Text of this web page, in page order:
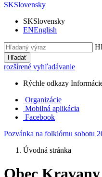
SKSlovensky
SKSlovensky
ENEnglish
Hľadať
rozšírené vyhľadávanie
Rýchle odkazy
Organizácie
Mobilná aplikácia
Facebook
Pozvánka na folklórnu sobotu
Úvodná stránka